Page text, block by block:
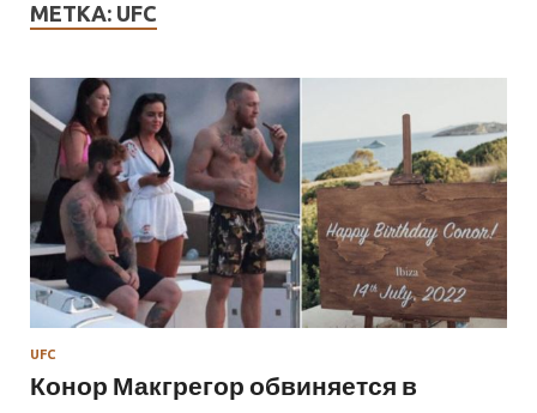
МЕТКА: UFC
UFC
Конор Макгрегор обвиняется в